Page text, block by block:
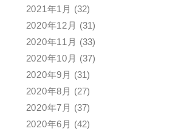
2021年1月 (32)
2020年12月 (31)
2020年11月 (33)
2020年10月 (37)
2020年9月 (31)
2020年8月 (27)
2020年7月 (37)
2020年6月 (42)